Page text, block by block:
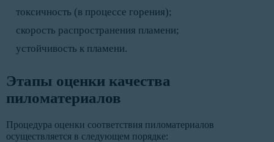
токсичность (в процессе горения);
скорость распространения пламени;
устойчивость к пламени.
Этапы оценки качества
пиломатериалов
Процедура оценки соответствия пиломатериалов
осуществляется в следующем порядке: